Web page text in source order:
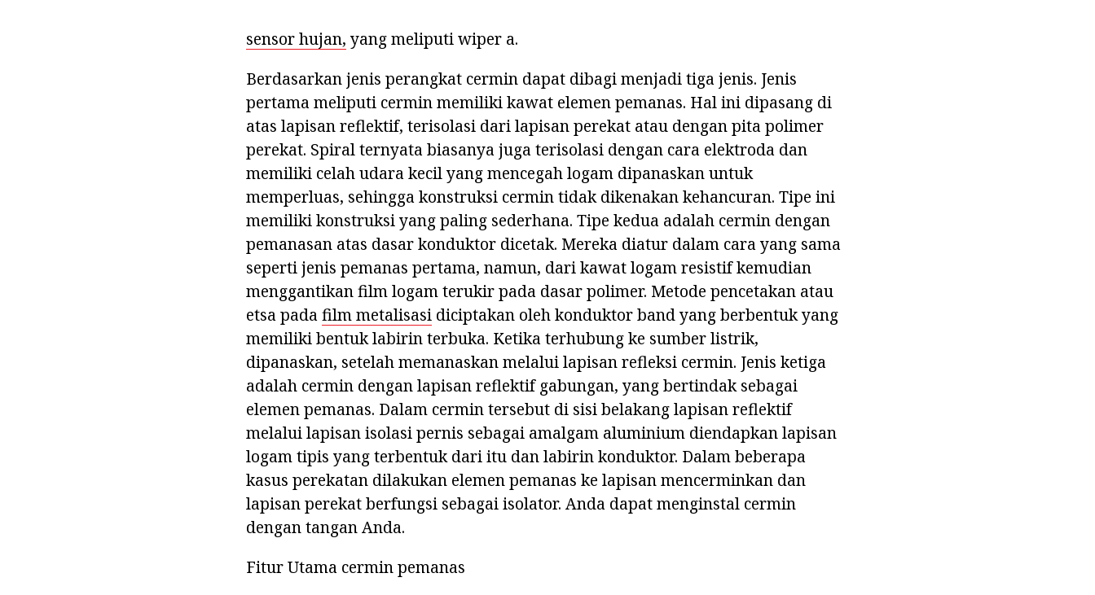
sensor hujan,yang meliputi wiper a.
Berdasarkan jenis perangkat cermin dapat dibagi menjadi tiga jenis. Jenis
pertama meliputi cermin memiliki kawat elemen pemanas. Hal ini dipasang di
atas lapisan reflektif, terisolasi dari lapisan perekat atau dengan pita polimer
perekat. Spiral ternyata biasanya juga terisolasi dengan cara elektroda dan
memiliki celah udara kecil yang mencegah logam dipanaskan untuk
memperluas, sehingga konstruksi cermin tidak dikenakan kehancuran. Tipe ini
memiliki konstruksi yang paling sederhana. Tipe kedua adalah cermin dengan
pemanasan atas dasar konduktor dicetak. Mereka diatur dalam cara yang sama
seperti jenis pemanas pertama, namun, dari kawat logam resistif kemudian
menggantikan film logam terukir pada dasar polimer. Metode pencetakan atau
etsa padafilm metalisasi diciptakan oleh konduktor band yang berbentuk yang
memiliki bentuk labirin terbuka. Ketika terhubung ke sumber listrik,
dipanaskan, setelah memanaskan melalui lapisan refleksi cermin. Jenis ketiga
adalah cermin dengan lapisan reflektif gabungan, yang bertindak sebagai
elemen pemanas. Dalam cermin tersebut di sisi belakang lapisan reflektif
melalui lapisan isolasi pernis sebagai amalgam aluminium diendapkan lapisan
logam tipis yang terbentuk dari itu dan labirin konduktor. Dalam beberapa
kasus perekatan dilakukan elemen pemanas ke lapisan mencerminkan dan
lapisan perekat berfungsi sebagai isolator. Anda dapat menginstal cermin
dengan tangan Anda.
Fitur Utama cermin pemanas